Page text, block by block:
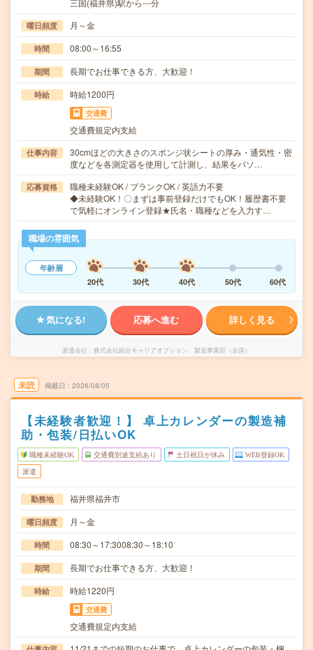
三国(福井県)駅から---分
曜日頻度 月～金
時間 08:00～16:55
期間 長期でお仕事できる方、大歓迎！
時給 時給1200円
交通費
交通費規定内支給
仕事内容
30cmほどの大きさのスポンジ状シートの厚み・通気性・密
度などを各測定器を使用して計測し、結果をパソ…
応募資格
職種未経験OK / ブランクOK / 英語力不要
◆未経験OK！〇まずは事前登録だけでもOK！履歴書不要
で気軽にオンライン登録★氏名・職種などを入力す…
職場の雰囲気
年齢層
20代
30代 40代 50代 60代
気になる! 応募へ進む 詳しく見る
派遣会社 株式会社綜合キャリアオプション 製造事業部（全国）
未読 掲載日 2026/08/05
【未経験者歓迎！】 卓上カレンダーの製造補
助・包装/日払いOK
職種未経験OK 交通費別途支給あり 土日祝日が休み WEB登録OK
派遣
勤務地 福井県福井市
曜日頻度 月～金
時間 08:30～17:3008:30～18:10
期間 長期でお仕事できる方、大歓迎！
時給 時給1220円
交通費
交通費規定内支給